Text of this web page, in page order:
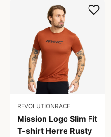
REVOLUTIONRACE
Mission Logo Slim Fit
T-shirt Herre Rusty